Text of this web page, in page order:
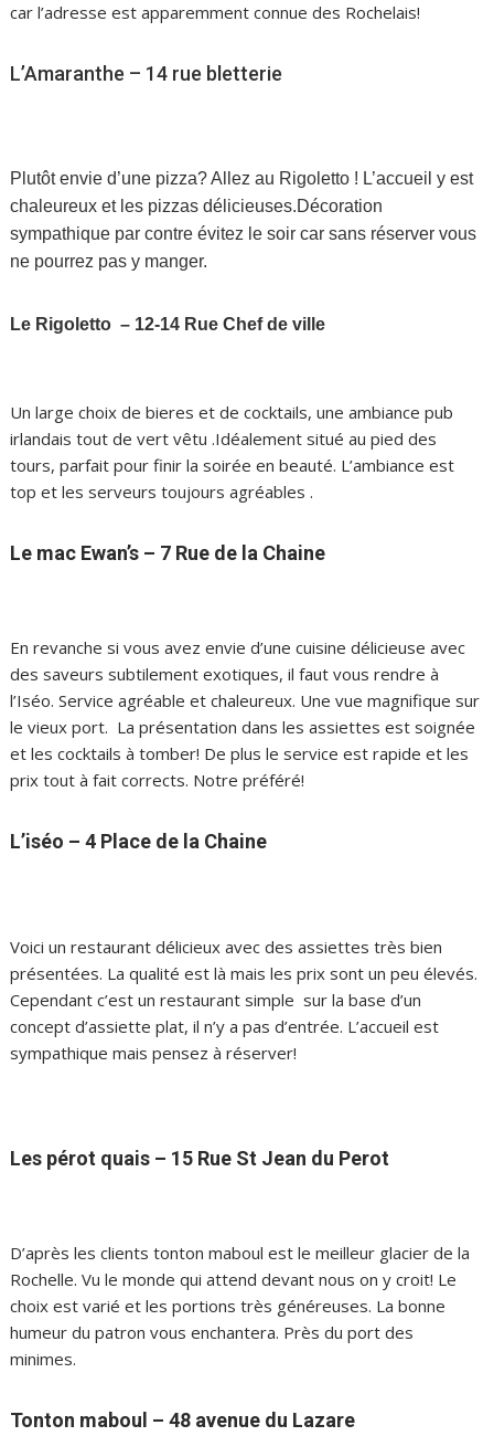
car l’adresse est apparemment connue des Rochelais!
L’Amaranthe – 14 rue bletterie
Plutôt envie d’une pizza? Allez au Rigoletto ! L’accueil y est
chaleureux et les pizzas délicieuses.Décoration
sympathique par contre évitez le soir car sans réserver vous
ne pourrez pas y manger.
Le Rigoletto – 12-14 Rue Chef de ville
Un large choix de bieres et de cocktails, une ambiance pub
irlandais tout de vert vêtu .Idéalement situé au pied des
tours, parfait pour finir la soirée en beauté. L’ambiance est
top et les serveurs toujours agréables .
Le mac Ewan’s – 7 Rue de la Chaine
En revanche si vous avez envie d’une cuisine délicieuse avec
des saveurs subtilement exotiques, il faut vous rendre à
l’Iséo. Service agréable et chaleureux. Une vue magnifique sur
le vieux port. La présentation dans les assiettes est soignée
et les cocktails à tomber! De plus le service est rapide et les
prix tout à fait corrects. Notre préféré!
L’iséo – 4 Place de la Chaine
Voici un restaurant délicieux avec des assiettes très bien
présentées. La qualité est là mais les prix sont un peu élevés.
Cependant c’est un restaurant simple sur la base d’un
concept d’assiette plat, il n’y a pas d’entrée. L’accueil est
sympathique mais pensez à réserver!
Les pérot quais – 15 Rue St Jean du Perot
D’après les clients tonton maboul est le meilleur glacier de la
Rochelle. Vu le monde qui attend devant nous on y croit! Le
choix est varié et les portions très généreuses. La bonne
humeur du patron vous enchantera. Près du port des
minimes.
Tonton maboul – 48 avenue du Lazare